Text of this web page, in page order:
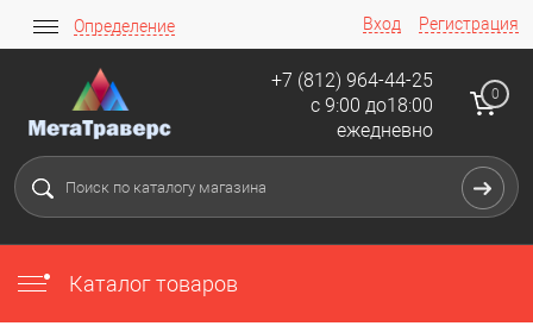
Вход Регистрация
Определение
+7 (812) 964-44-25
с 9:00 до18:00
ежедневно
0
Каталог товаров